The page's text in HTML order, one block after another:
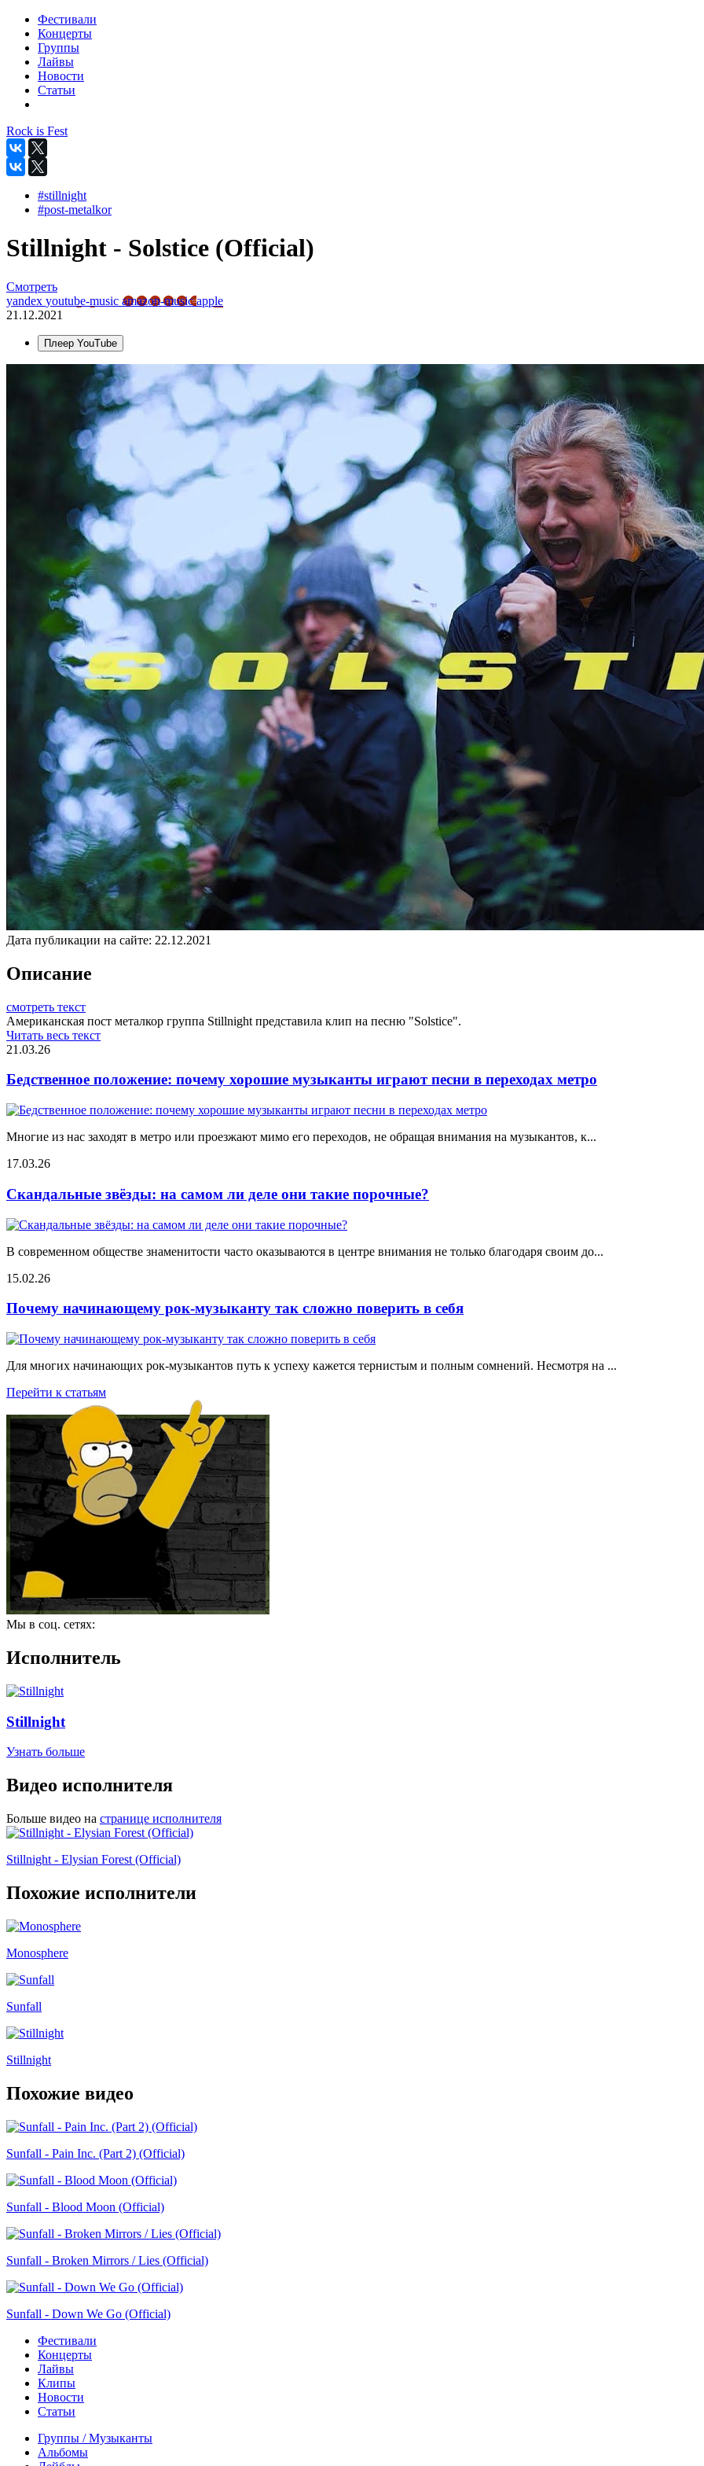
Фестивали
Концерты
Группы
Лайвы
Новости
Статьи
Rock is Fest
#stillnight
#post-metalkor
Stillnight - Solstice (Official)
Смотреть
yandex youtube-music amazon-musicapple
21.12.2021
Плеер YouTube
Дата публикации на сайте: 22.12.2021
Описание
смотреть текст
Американская пост металкор группа Stillnight представила клип на песню "Solstice".
Читать весь текст
21.03.26
Бедственное положение: почему хорошие музыканты играют песни в переходах метро
Многие из нас заходят в метро или проезжают мимо его переходов, не обращая внимания на музыкантов, к...
17.03.26
Скандальные звёзды: на самом ли деле они такие порочные?
В современном обществе знаменитости часто оказываются в центре внимания не только благодаря своим до...
15.02.26
Почему начинающему рок-музыканту так сложно поверить в себя
Для многих начинающих рок-музыкантов путь к успеху кажется тернистым и полным сомнений. Несмотря на ...
Перейти к статьям
Мы в соц. сетях:
Исполнитель
Stillnight
Узнать больше
Видео исполнителя
Больше видео на странице исполнителя
Stillnight - Elysian Forest (Official)
Похожие исполнители
Monosphere
Sunfall
Stillnight
Похожие видео
Sunfall - Pain Inc. (Part 2) (Official)
Sunfall - Blood Moon (Official)
Sunfall - Broken Mirrors / Lies (Official)
Sunfall - Down We Go (Official)
Фестивали
Концерты
Лайвы
Клипы
Новости
Статьи
Группы / Музыканты
Альбомы